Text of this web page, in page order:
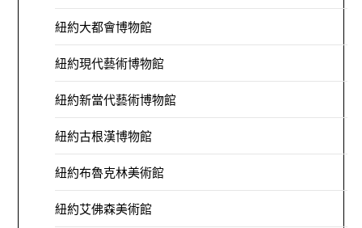
紐約大都會博物館
紐約現代藝術博物館
紐約新當代藝術博物館
紐約古根漢博物館
紐約布魯克林美術館
紐約艾佛森美術館